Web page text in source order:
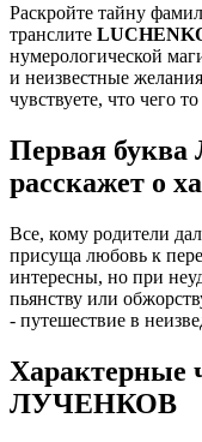
Раскройте тайну
транслите
нумерологической
и неизвестные
чувствуете, что чего
Первая
расскажет о
Все, кому родители
присуща любовь к
интересны, но при
пьянству или
- путешествие в
Характерные
ЛУЧЕНКОВ